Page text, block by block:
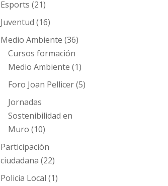
Esports (21)
Juventud (16)
Medio Ambiente (36)
Cursos formación
Medio Ambiente (1)
Foro Joan Pellicer(5)
Jornadas
Sostenibilidad en
Muro (10)
Participación
ciudadana (22)
Policia Local (1)